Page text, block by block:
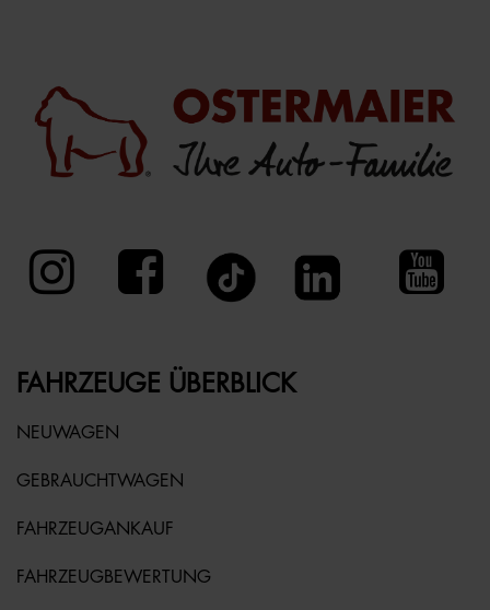
FAHRZEUGE ÜBERBLICK
NEUWAGEN
GEBRAUCHTWAGEN
FAHRZEUGANKAUF
FAHRZEUGBEWERTUNG